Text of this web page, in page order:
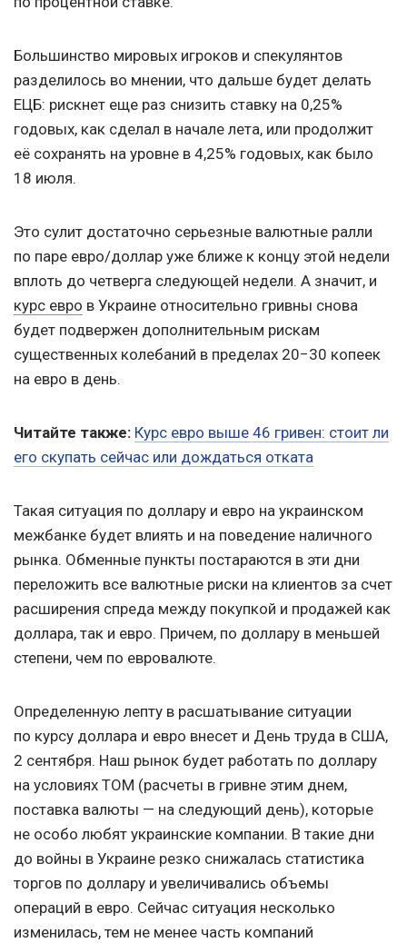
Большинство мировых игроков и спекулянтов
разделилось во мнении, что дальше будет делать
ЕЦБ: рискнет еще раз снизить ставку на 0,25%
годовых, как сделал в начале лета, или продолжит
её сохранять на уровне в 4,25% годовых, как было
18 июля.
Это сулит достаточно серьезные валютные ралли
по паре евро/доллар уже ближе к концу этой недели
вплоть до четверга следующей недели. А значит, и
курс евро в Украине относительно гривны снова
будет подвержен дополнительным рискам
существенных колебаний в пределах 20−30 копеек
на евро в день.
Читайте также: Курс евро выше 46 гривен: стоит ли
его скупать сейчас или дождаться отката
Такая ситуация по доллару и евро на украинском
межбанке будет влиять и на поведение наличного
рынка. Обменные пункты постараются в эти дни
переложить все валютные риски на клиентов за счет
расширения спреда между покупкой и продажей как
доллара, так и евро. Причем, по доллару в меньшей
степени, чем по евровалюте.
Определенную лепту в расшатывание ситуации
по курсу доллара и евро внесет и День труда в США,
2 сентября. Наш рынок будет работать по доллару
на условиях ТОМ (расчеты в гривне этим днем,
поставка валюты — на следующий день), которые
не особо любят украинские компании. В такие дни
до войны в Украине резко снижалась статистика
торгов по доллару и увеличивались объемы
операций в евро. Сейчас ситуация несколько
изменилась, тем не менее часть компаний